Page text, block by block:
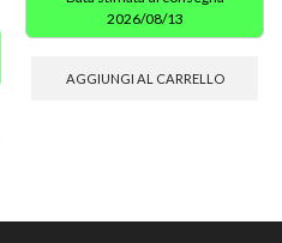
2026/08/13
AGGIUNGI AL CARRELLO